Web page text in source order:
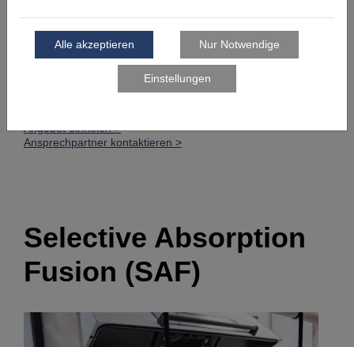
eignet sich ideal für die Herstellung von:
Prototypen mit hohen Anforderungen an die
Oberflächenqualität
Klein- oder Vorserien aus Hochleistungsmaterial
Angebot einholen >
Ansprechpartner kontaktieren >
Selective Absorption
Fusion (SAF)